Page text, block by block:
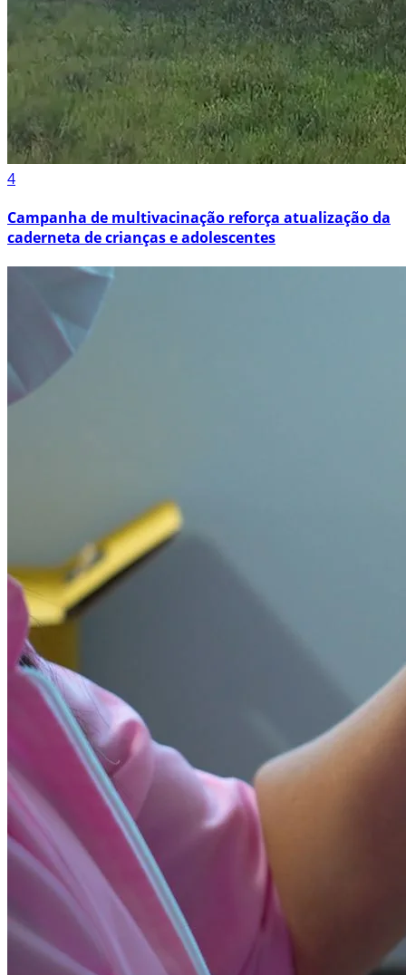
4
Campanha de multivacinação reforça atualização da
caderneta de crianças e adolescentes